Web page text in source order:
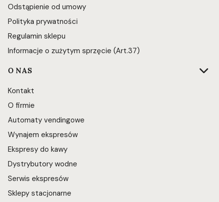
Odstąpienie od umowy
Polityka prywatności
Regulamin sklepu
Informacje o zużytym sprzęcie (Art.37)
O NAS
Kontakt
O firmie
Automaty vendingowe
Wynajem ekspresów
Ekspresy do kawy
Dystrybutory wodne
Serwis ekspresów
Sklepy stacjonarne